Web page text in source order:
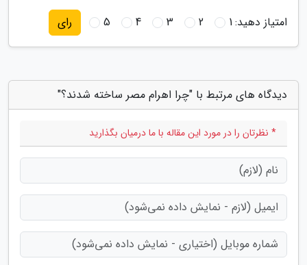
امتیاز دهید:1
2
3
4
5 رای
دیدگاه های مرتبط با "چرا اهرام مصر ساخته شدند؟"
* نظرتان را در مورد این مقاله با ما درمیان بگذارید